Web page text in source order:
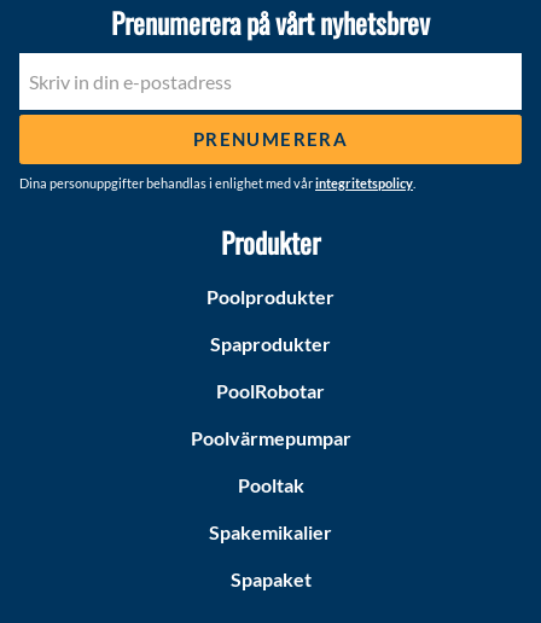
Prenumerera på vårt nyhetsbrev
PRENUMERERA
Dina personuppgifter behandlas i enlighet med vårintegritetspolicy
Produkter
Poolprodukter
Spaprodukter
PoolRobotar
Poolvärmepumpar
Pooltak
Spakemikalier
Spapaket